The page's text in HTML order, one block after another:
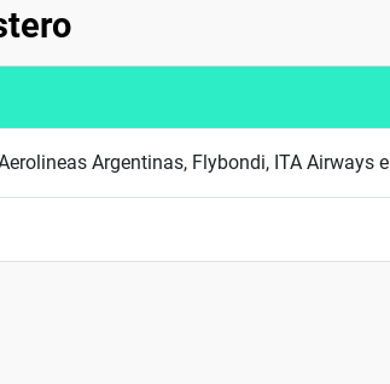
Argentinas, Flybondi, ITA Airways e